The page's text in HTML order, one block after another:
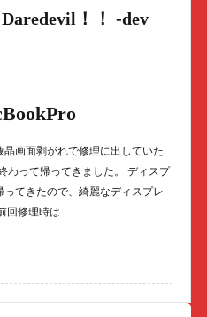
！！ -dev
画面剥がれで修理に出していた
わって帰ってきました。 ディスプ
てきたので、綺麗なディスプレ
回修理時は……